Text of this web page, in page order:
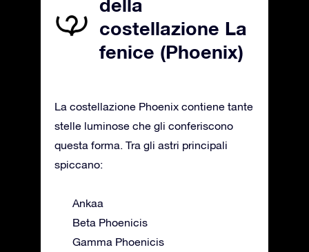
della
costellazione La
fenice (Phoenix)
La costellazione Phoenix contiene tante
stelle luminose che gli conferiscono
questa forma. Tra gli astri principali
spiccano:
Ankaa
Beta Phoenicis
Gamma Phoenicis